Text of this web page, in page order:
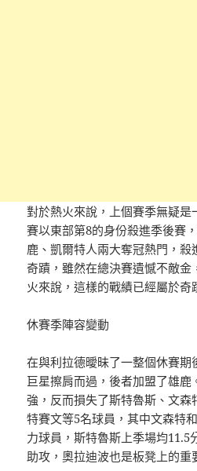
對於熱火來說，上個賽季無疑是
賽以東部第8的身份殺進季後賽
鹿、凱爾特人兩大奪冠熱門，殺
奇蹟，雖然在總決賽遺憾不敵
火來說，這樣的戰績已經屬於奇
休賽季陣容變動
在與利拉德曖昧了一整個休賽期
巨星擦肩而過，後者加盟了雄
強，反而損失了斯特魯斯、文
特賽文等5名球員，其中文森特
力球員，斯特魯斯上季場均11.5
助攻，奧拉迪波也是板凳上的重